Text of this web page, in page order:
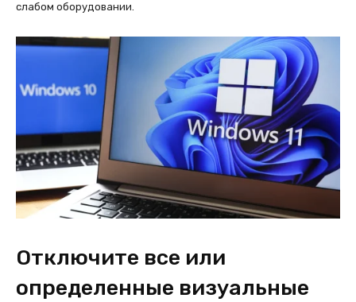
слабом оборудовании.
Отключите все или
определенные визуальные